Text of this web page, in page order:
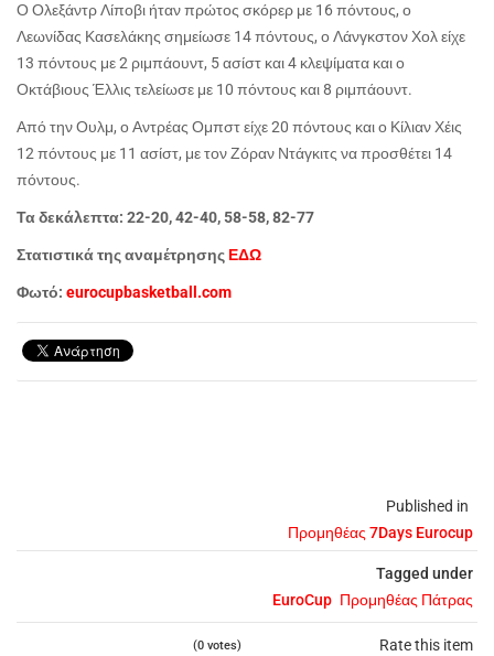
Published in
Προμηθέας 7Days Eurocup
Tagged under
EuroCup Προμηθέας Πάτρας
Rate this item
(0 votes)
Ο Ολεξάντρ Λίποβι ήταν πρώτος σκόρερ με 16 πόντους, ο
Λεωνίδας Κασελάκης σημείωσε 14 πόντους, ο Λάνγκστον Χολ είχε
13 πόντους με 2 ριμπάουντ, 5 ασίστ και 4 κλεψίματα και ο
Οκτάβιους Έλλις τελείωσε με 10 πόντους και 8 ριμπάουντ.
Από την Ουλμ, ο Αντρέας Ομπστ είχε 20 πόντους και ο Κίλιαν Χέις
12 πόντους με 11 ασίστ, με τον Ζόραν Ντάγκιτς να προσθέτει 14
πόντους.
Τα δεκάλεπτα: 22-20, 42-40, 58-58, 82-77
Στατιστικά της αναμέτρησης ΕΔΩ
Φωτό: eurocupbasketball.com